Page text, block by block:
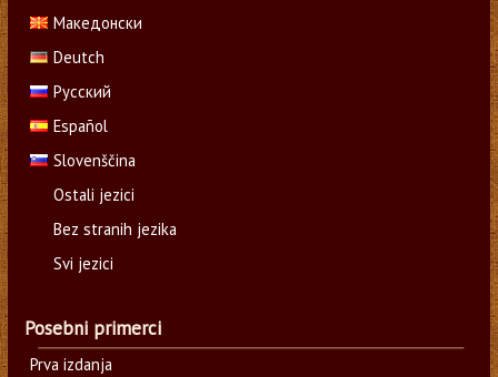
Македонски
Deutch
Русский
Español
Slovenščina
Ostali jezici
Bez stranih jezika
Svi jezici
Posebni primerci
Prva izdanja